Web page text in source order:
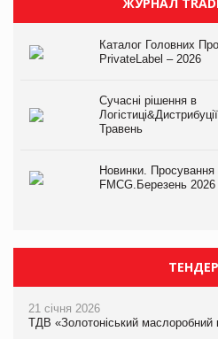
Каталог Головних
PrivateLabel – 2026
Сучасні рішення в
Травень
Новинки. Просування
FMCG.Березень 2026
21 січня 2026
ТДВ «Золотоніський маслоробний